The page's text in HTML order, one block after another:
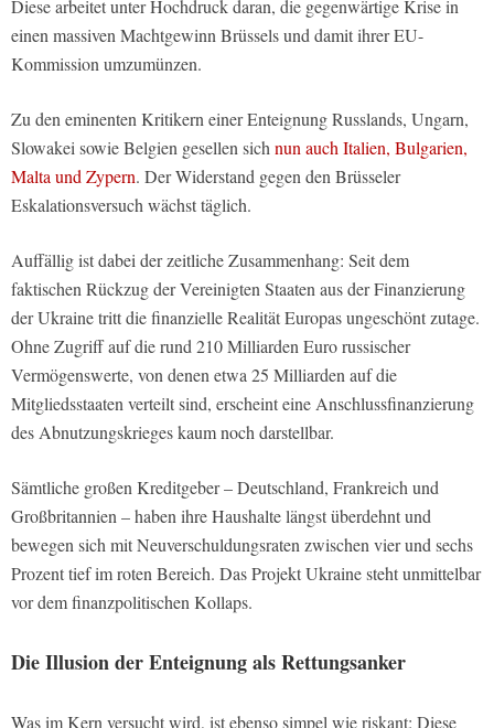
Diese arbeitet unter Hochdruck daran, die gegenwärtige Krise in
einen massiven Machtgewinn Brüssels und damit ihrer EU-
Kommission umzumünzen.
Zu den eminenten Kritikern einer Enteignung Russlands, Ungarn,
Slowakei sowie Belgien gesellen sichnun auch Italien, Bulgarien,
Malta und Zypern. Der Widerstand gegen den Brüsseler
Eskalationsversuch wächst täglich.
Auffällig ist dabei der zeitliche Zusammenhang: Seit dem
faktischen Rückzug der Vereinigten Staaten aus der Finanzierung
der Ukraine tritt die finanzielle Realität Europas ungeschönt zutage.
Ohne Zugriff auf die rund 210 Milliarden Euro russischer
Vermögenswerte, von denen etwa 25 Milliarden auf die
Mitgliedsstaaten verteilt sind, erscheint eine Anschlussfinanzierung
des Abnutzungskrieges kaum noch darstellbar.
Sämtliche großen Kreditgeber – Deutschland, Frankreich und
Großbritannien – haben ihre Haushalte längst überdehnt und
bewegen sich mit Neuverschuldungsraten zwischen vier und sechs
Prozent tief im roten Bereich. Das Projekt Ukraine steht unmittelbar
vor dem finanzpolitischen Kollaps.
Die Illusion der Enteignung als Rettungsanker
Was im Kern versucht wird, ist ebenso simpel wie riskant: Diese